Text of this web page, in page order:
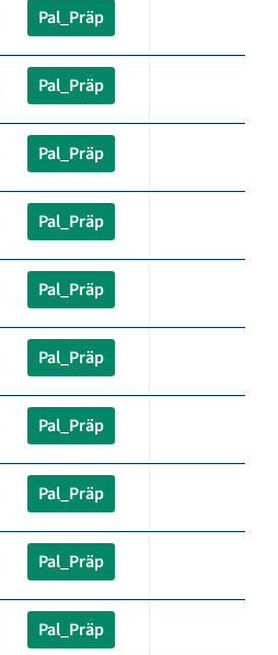
Pal_Präp
Pal_Präp
Pal_Präp
Pal_Präp
Pal_Präp
Pal_Präp
Pal_Präp
Pal_Präp
Pal_Präp
Pal_Präp